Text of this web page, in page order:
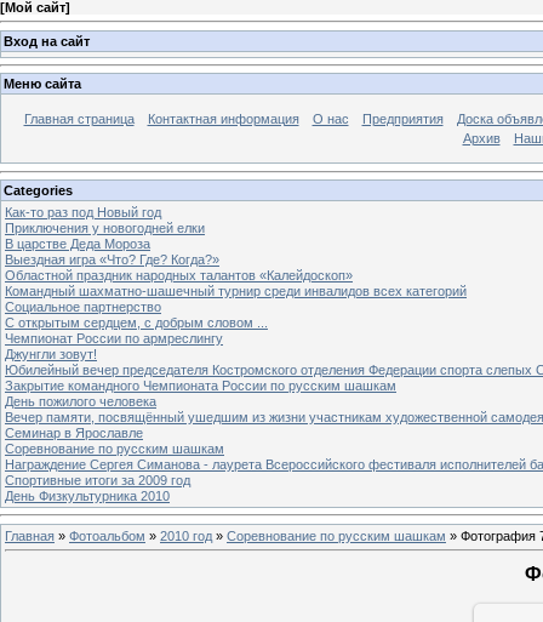
[Мой сайт]
Вход на сайт
Меню сайта
Главная страница Контактная информация О нас Предприятия
Доска
Архив
Categories
Как-то раз под Новый год
Приключения у новогодней елки
В царстве Деда Мороза
Выездная игра «Что? Где? Когда?»
Областной праздник народных талантов «Калейдоскоп»
Командный шахматно-шашечный турнир среди инвалидов всех категорий
Социальное партнерство
С открытым сердцем, с добрым словом ...
Чемпионат России по армреслингу
Джунгли зовут!
Юбилейный вечер председателя Костромского отделения Федерации спорта слепых
Закрытие командного Чемпионата России по русским шашкам
День пожилого человека
Вечер памяти, посвящённый ушедшим из жизни участникам художественной
Семинар в Ярославле
Соревнование по русским шашкам
Награждение Сергея Симанова - лаурета Всероссийского фестиваля исполнителей
Спортивные итоги за 2009 год
День Физкультурника 2010
Главная » Фотоальбом » 2010 год » Соревнование по русским шашкам » Фотография